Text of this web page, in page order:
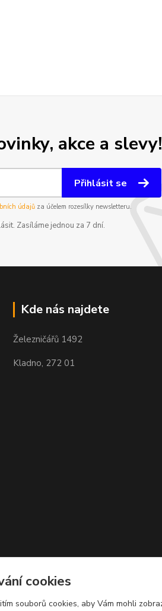
akce a slevy!
Přihlásit se
údajůza účelem rozesílky newsletteru.
Zasíláme jednou za 7 dní.
Kde nás najdete
Železničářů 1492
Kladno, 272 01
cookies
souborů cookies, aby Vám mohli